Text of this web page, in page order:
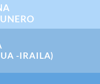
-IRAILA)